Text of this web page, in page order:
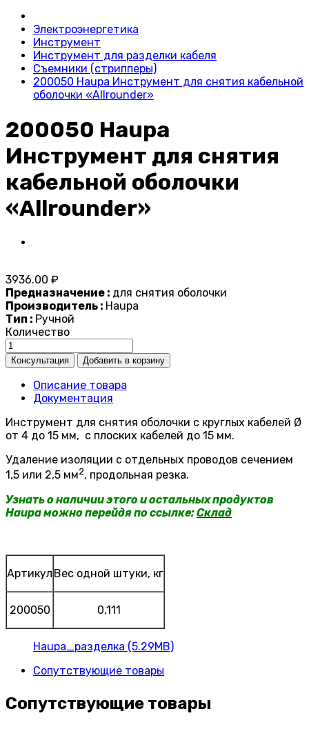
Электроэнергетика
Инструмент
Инструмент для разделки кабеля
Съемники (стрипперы)
200050 Haupa Инструмент для снятия кабельной
оболочки «Allrounder»
200050 Haupa
Инструмент для снятия
кабельной оболочки
«Allrounder»
3936.00 ₽
Предназначение : для снятия оболочки
Производитель : Haupa
Тип : Ручной
Количество
Описание товара
Документация
Инструмент для снятия оболочки с круглых кабелей Ø
от 4 до 15 мм, с плоских кабелей до 15 мм.
Удаление изоляции с отдельных проводов сечением
1,5 или 2,5 мм2, продольная резка.
Узнать о наличии этого и остальных продуктов
Haupa можно перейдя по ссылке:Склад
Артикул Вес одной штуки, кг
200050 0,111
Haupa_разделка (5.29MB)
Сопутствующие товары
Сопутствующие товары